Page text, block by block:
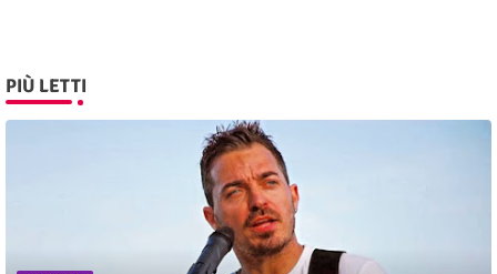
PIÙ LETTI